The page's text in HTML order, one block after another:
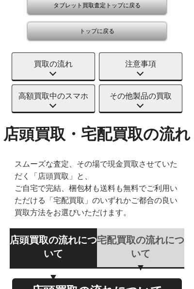
タブレット買取査定トップに戻る
トップに戻る
買取の流れ 注意事項
高額買取中のスマホ その他製品の買取
店頭買取・宅配買取の流れ
スムーズな査定、その場で現金買取させていた
だく「店頭買取」と、
ご自宅で完結、梱包材も送料も無料でご利用い
ただける「宅配買取」のいずれかご都合の良い
買取方法をお選びいただけます。
店頭買取の流れにつ
いて
宅配買取の流れにつ
いて